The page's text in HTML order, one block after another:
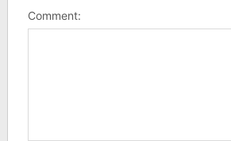
Comment: